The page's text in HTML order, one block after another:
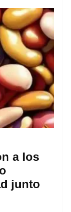
a los
junto